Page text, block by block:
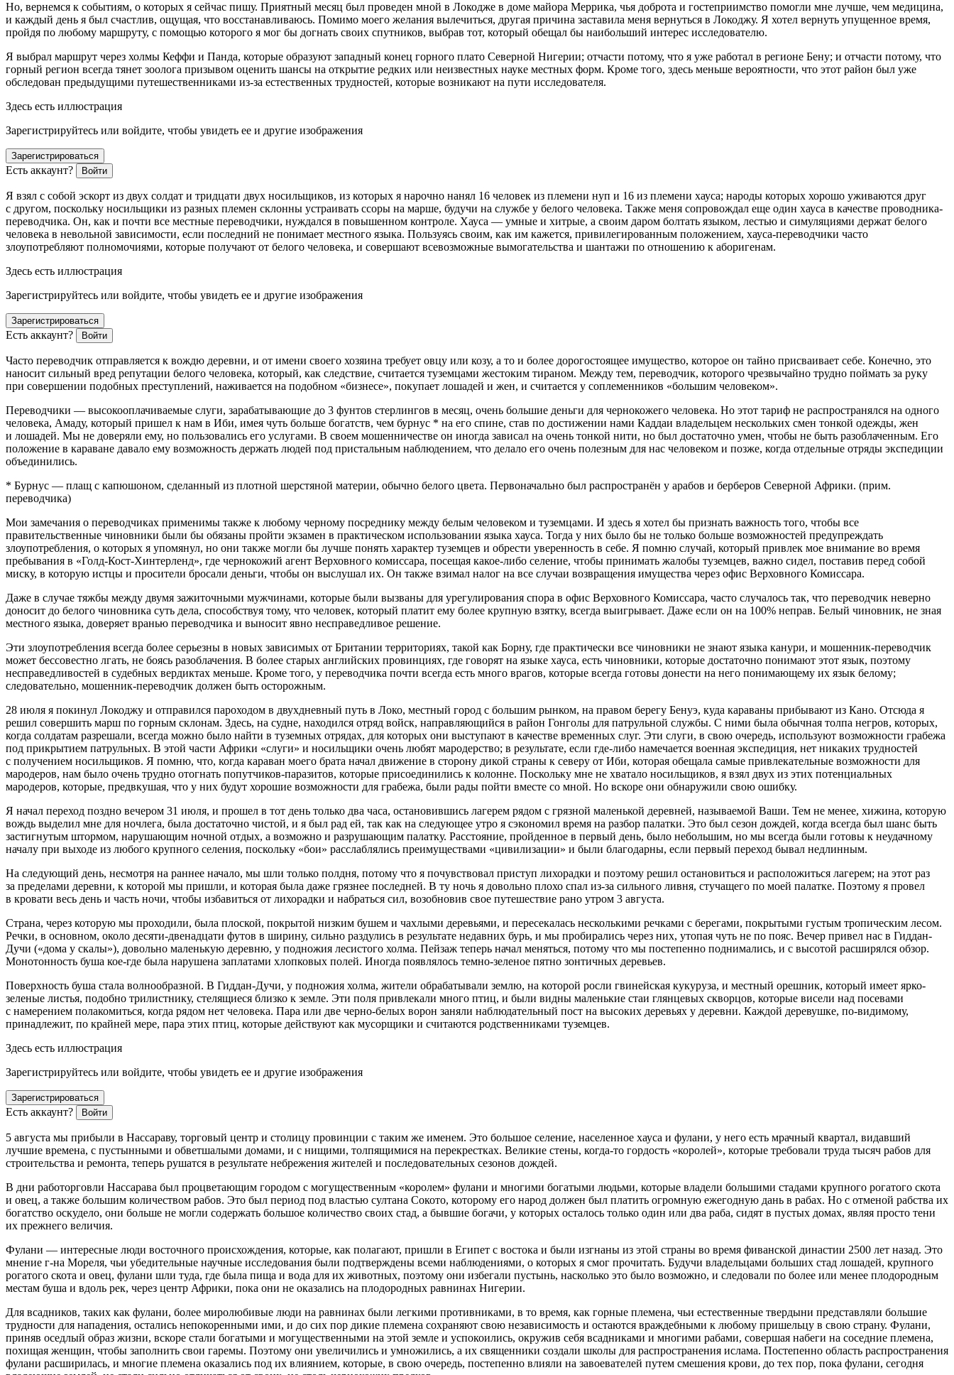
Но, вернемся к событиям, о которых я сейчас пишу. Приятный месяц был проведен мной в Локодже в доме майора Меррика, чья доброта и гостеприимство помогли мне лучше, чем медицина,
и каждый день я был счастлив, ощущая, что восстанавливаюсь. Помимо моего желания вылечиться, другая причина заставила меня вернуться в Локоджу. Я хотел вернуть упущенное время,
пройдя по любому маршруту, с помощью которого я мог бы догнать своих спутников, выбрав тот, который обещал бы наибольший интерес исследователю.
Я выбрал маршрут через холмы Кеффи и Панда, которые образуют западный конец горного плато Северной Нигерии; отчасти потому, что я уже работал в регионе Бену; и отчасти потому, что
горный регион всегда тянет зоолога призывом оценить шансы на открытие редких или неизвестных науке местных форм. Кроме того, здесь меньше вероятности, что этот район был уже
обследован предыдущими путешественниками из-за естественных трудностей, которые возникают на пути исследователя.
Здесь есть иллюстрация
Зарегистрируйтесь или войдите, чтобы увидеть ее и другие изображения
Зарегистрироваться
Есть аккаунт? Войти
Я взял с собой эскорт из двух солдат и тридцати двух носильщиков, из которых я нарочно нанял 16 человек из племени нуп и 16 из племени хауса; народы которых хорошо уживаются друг
с другом, поскольку носильщики из разных племен склонны устраивать ссоры на марше, будучи на службе у белого человека. Также меня сопровождал еще один хауса в качестве проводника-
переводчика. Он, как и почти все местные переводчики, нуждался в повышенном контроле. Хауса — умные и хитрые, а своим даром болтать языком, лестью и симуляциями держат белого
человека в невольной зависимости, если последний не понимает местного языка. Пользуясь своим, как им кажется, привилегированным положением, хауса-переводчики часто
злоупотребляют полномочиями, которые получают от белого человека, и совершают всевозможные вымогательства и шантажи по отношению к аборигенам.
Здесь есть иллюстрация
Зарегистрируйтесь или войдите, чтобы увидеть ее и другие изображения
Зарегистрироваться
Есть аккаунт? Войти
Часто переводчик отправляется к вождю деревни, и от имени своего хозяина требует овцу или козу, а то и более дорогостоящее имущество, которое он тайно присваивает себе. Конечно, это
наносит сильный вред репутации белого человека, который, как следствие, считается туземцами жестоким тираном. Между тем, переводчик, которого чрезвычайно трудно поймать за руку
при совершении подобных преступлений, наживается на подобном «бизнесе», покупает лошадей и жен, и считается у соплеменников «большим человеком».
Переводчики — высокооплачиваемые слуги, зарабатывающие до 3 фунтов стерлингов в месяц, очень большие деньги для чернокожего человека. Но этот тариф не распространялся на одного
человека, Амаду, который пришел к нам в Иби, имея чуть больше богатств, чем бурнус * на его спине, став по достижении нами Каддаи владельцем нескольких смен тонкой одежды, жен
и лошадей. Мы не доверяли ему, но пользовались его услугами. В своем мошенничестве он иногда зависал на очень тонкой нити, но был достаточно умен, чтобы не быть разоблаченным. Его
положение в караване давало ему возможность держать людей под пристальным наблюдением, что делало его очень полезным для нас человеком и позже, когда отдельные отряды экспедиции
объединились.
* Бурнус — плащ с капюшоном, сделанный из плотной шерстяной материи, обычно белого цвета. Первоначально был распространён у арабов и берберов Северной Африки. (прим.
переводчика)
Мои замечания о переводчиках применимы также к любому черному посреднику между белым человеком и туземцами. И здесь я хотел бы признать важность того, чтобы все
правительственные чиновники были бы обязаны пройти экзамен в практическом использовании языка хауса. Тогда у них было бы не только больше возможностей предупреждать
злоупотребления, о которых я упомянул, но они также могли бы лучше понять характер туземцев и обрести уверенность в себе. Я помню случай, который привлек мое внимание во время
пребывания в «Голд-Кост-Хинтерленд», где чернокожий агент Верховного комиссара, посещая какое-либо селение, чтобы принимать жалобы туземцев, важно сидел, поставив перед собой
миску, в которую истцы и просители бросали деньги, чтобы он выслушал их. Он также взимал налог на все случаи возвращения имущества через офис Верховного Комиссара.
Даже в случае тяжбы между двумя зажиточными мужчинами, которые были вызваны для урегулирования спора в офис Верховного Комиссара, часто случалось так, что переводчик неверно
доносит до белого чиновника суть дела, способствуя тому, что человек, который платит ему более крупную взятку, всегда выигрывает. Даже если он на 100% неправ. Белый чиновник, не зная
местного языка, доверяет вранью переводчика и выносит явно несправедливое решение.
Эти злоупотребления всегда более серьезны в новых зависимых от Британии территориях, такой как Борну, где практически все чиновники не знают языка канури, и мошенник-переводчик
может бессовестно лгать, не боясь разоблачения. В более старых английских провинциях, где говорят на языке хауса, есть чиновники, которые достаточно понимают этот язык, поэтому
несправедливостей в судебных вердиктах меньше. Кроме того, у переводчика почти всегда есть много врагов, которые всегда готовы донести на него понимающему их язык белому;
следовательно, мошенник-переводчик должен быть осторожным.
28 июля я покинул Локоджу и отправился пароходом в двухдневный путь в Локо, местный город с большим рынком, на правом берегу Бенуэ, куда караваны прибывают из Кано. Отсюда я
решил совершить марш по горным склонам. Здесь, на судне, находился отряд войск, направляющийся в район Гонголы для патрульной службы. С ними была обычная толпа негров, которых,
когда солдатам разрешали, всегда можно было найти в туземных отрядах, для которых они выступают в качестве временных слуг. Эти слуги, в свою очередь, используют возможности грабежа
под прикрытием патрульных. В этой части Африки «слуги» и носильщики очень любят мародерство; в результате, если где-либо намечается военная экспедиция, нет никаких трудностей
с получением носильщиков. Я помню, что, когда караван моего брата начал движение в сторону дикой страны к северу от Иби, которая обещала самые привлекательные возможности для
мародеров, нам было очень трудно отогнать попутчиков-паразитов, которые присоединились к колонне. Поскольку мне не хватало носильщиков, я взял двух из этих потенциальных
мародеров, которые, предвкушая, что у них будут хорошие возможности для грабежа, были рады пойти вместе со мной. Но вскоре они обнаружили свою ошибку.
Я начал переход поздно вечером 31 июля, и прошел в тот день только два часа, остановившись лагерем рядом с грязной маленькой деревней, называемой Ваши. Тем не менее, хижина, которую
вождь выделил мне для ночлега, была достаточно чистой, и я был рад ей, так как на следующее утро я сэкономил время на разбор палатки. Это был сезон дождей, когда всегда был шанс быть
застигнутым штормом, нарушающим ночной отдых, а возможно и разрушающим палатку. Расстояние, пройденное в первый день, было небольшим, но мы всегда были готовы к неудачному
началу при выходе из любого крупного селения, поскольку «бои» расслаблялись преимуществами «цивилизации» и были благодарны, если первый переход бывал недлинным.
На следующий день, несмотря на раннее начало, мы шли только полдня, потому что я почувствовал приступ лихорадки и поэтому решил остановиться и расположиться лагерем; на этот раз
за пределами деревни, к которой мы пришли, и которая была даже грязнее последней. В ту ночь я довольно плохо спал из-за сильного ливня, стучащего по моей палатке. Поэтому я провел
в кровати весь день и часть ночи, чтобы избавиться от лихорадки и набраться сил, возобновив свое путешествие рано утром 3 августа.
Страна, через которую мы проходили, была плоской, покрытой низким бушем и чахлыми деревьями, и пересекалась несколькими речками с берегами, покрытыми густым тропическим лесом.
Речки, в основном, около десяти-двенадцати футов в ширину, сильно раздулись в результате недавних бурь, и мы пробирались через них, утопая чуть не по пояс. Вечер привел нас в Гиддан-
Дучи («дома у скалы»), довольно маленькую деревню, у подножия лесистого холма. Пейзаж теперь начал меняться, потому что мы постепенно поднимались, и с высотой расширялся обзор.
Монотонность буша кое-где была нарушена заплатами хлопковых полей. Иногда появлялось темно-зеленое пятно зонтичных деревьев.
Поверхность буша стала волнообразной. В Гиддан-Дучи, у подножия холма, жители обрабатывали землю, на которой росли гвинейская кукуруза, и местный орешник, который имеет ярко-
зеленые листья, подобно трилистнику, стелящиеся близко к земле. Эти поля привлекали много птиц, и были видны маленькие стаи глянцевых скворцов, которые висели над посевами
с намерением полакомиться, когда рядом нет человека. Пара или две черно-белых ворон заняли наблюдательный пост на высоких деревьях у деревни. Каждой деревушке, по-видимому,
принадлежит, по крайней мере, пара этих птиц, которые действуют как мусорщики и считаются родственниками туземцев.
Здесь есть иллюстрация
Зарегистрируйтесь или войдите, чтобы увидеть ее и другие изображения
Зарегистрироваться
Есть аккаунт? Войти
5 августа мы прибыли в Нассараву, торговый центр и столицу провинции с таким же именем. Это большое селение, населенное хауса и фулани, у него есть мрачный квартал, видавший
лучшие времена, с пустынными и обветшалыми домами, и с нищими, толпящимися на перекрестках. Великие стены, когда-то гордость «королей», которые требовали труда тысяч рабов для
строительства и ремонта, теперь рушатся в результате небрежения жителей и последовательных сезонов дождей.
В дни работорговли Нассарава был процветающим городом с могущественным «королем» фулани и многими богатыми людьми, которые владели большими стадами крупного рогатого скота
и овец, а также большим количеством рабов. Это был период под властью султана Сокото, которому его народ должен был платить огромную ежегодную дань в рабах. Но с отменой рабства их
богатство оскудело, они больше не могли содержать большое количество своих стад, а бывшие богачи, у которых осталось только один или два раба, сидят в пустых домах, являя просто тени
их прежнего величия.
Фулани — интересные люди восточного происхождения, которые, как полагают, пришли в Египет с востока и были изгнаны из этой страны во время фиванской династии 2500 лет назад. Это
мнение г-на Мореля, чьи убедительные научные исследования были подтверждены всеми наблюдениями, о которых я смог прочитать. Будучи владельцами больших стад лошадей, крупного
рогатого скота и овец, фулани шли туда, где была пища и вода для их животных, поэтому они избегали пустынь, насколько это было возможно, и следовали по более или менее плодородным
местам буша и вдоль рек, через центр Африки, пока они не оказались на плодородных равнинах Нигерии.
Для всадников, таких как фулани, более миролюбивые люди на равнинах были легкими противниками, в то время, как горные племена, чьи естественные твердыни представляли большие
трудности для нападения, остались непокоренными ими, и до сих пор дикие племена сохраняют свою независимость и остаются враждебными к любому пришельцу в свою страну. Фулани,
приняв оседлый образ жизни, вскоре стали богатыми и могущественными на этой земле и успокоились, окружив себя всадниками и многими рабами, совершая набеги на соседние племена,
похищая женщин, чтобы заполнить свои гаремы. Поэтому они увеличились и умножились, а их священники создали школы для распространения ислама. Постепенно область распространения
фулани расширилась, и многие племена оказались под их влиянием, которые, в свою очередь, постепенно влияли на завоевателей путем смешения крови, до тех пор, пока фулани, сегодня